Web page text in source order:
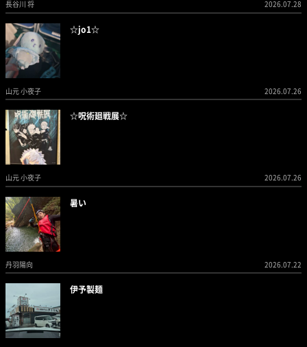
長谷川 将 2026.07.28
☆jo1☆
山元 小夜子 2026.07.26
☆呪術廻戦展☆
山元 小夜子 2026.07.26
暑い
丹羽陽向 2026.07.22
伊予製麺